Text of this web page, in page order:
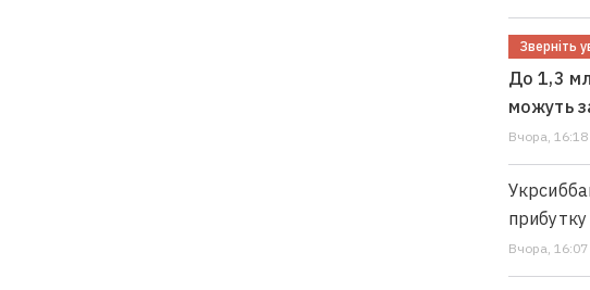
Зверніть
До 1,3
можуть
Вчора, 16:18
Вчора,